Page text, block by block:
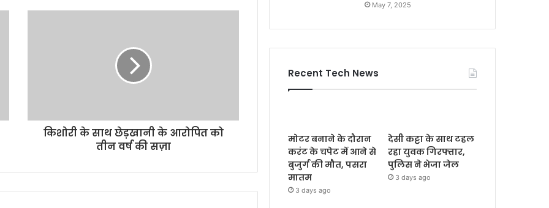
किशोरी के साथ छेड़खानी के आरोपित को
तीन वर्ष की सज़ा
May 7, 2025
Recent Tech News
मोटर बनाने के दौरान
करंट के चपेट में आने से
बुजुर्ग की मौत, पसरा
मातम
3 days ago
देसी कट्टा के साथ टहल
रहा युवक गिरफ्तार,
पुलिस ने भेजा जेल
3 days ago